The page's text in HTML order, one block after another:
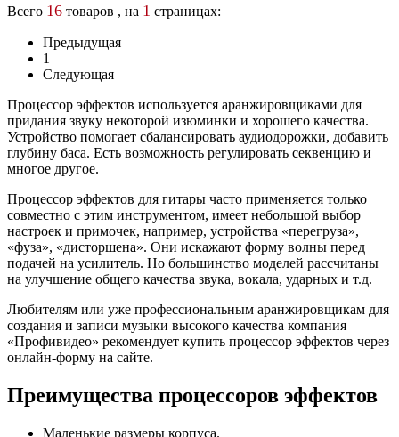
Всего 16 товаров , на 1 страницах:
Предыдущая
1
Следующая
Процессор эффектов используется аранжировщиками для
придания звуку некоторой изюминки и хорошего качества.
Устройство помогает сбалансировать аудиодорожки, добавить
глубину баса. Есть возможность регулировать секвенцию и
многое другое.
Процессор эффектов для гитары часто применяется только
совместно с этим инструментом, имеет небольшой выбор
настроек и примочек, например, устройства «перегруза»,
«фуза», «дисторшена». Они искажают форму волны перед
подачей на усилитель. Но большинство моделей рассчитаны
на улучшение общего качества звука, вокала, ударных и т.д.
Любителям или уже профессиональным аранжировщикам для
создания и записи музыки высокого качества компания
«Профивидео» рекомендует купить процессор эффектов через
онлайн-форму на сайте.
Преимущества процессоров эффектов
Маленькие размеры корпуса.